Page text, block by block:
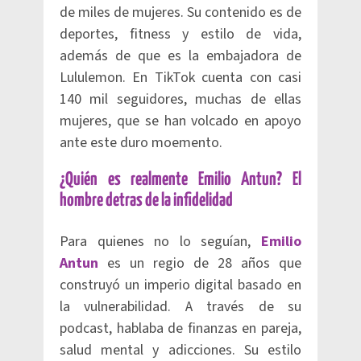
de miles de mujeres. Su contenido es de
deportes, fitness y estilo de vida,
además de que es la embajadora de
Lululemon. En TikTok cuenta con casi
140 mil seguidores, muchas de ellas
mujeres, que se han volcado en apoyo
ante este duro moemento.
¿Quién es realmente Emilio Antun? El
hombre detras de la infidelidad
Para quienes no lo seguían, Emilio
Antun es un regio de 28 años que
construyó un imperio digital basado en
la vulnerabilidad. A través de su
podcast, hablaba de finanzas en pareja,
salud mental y adicciones. Su estilo